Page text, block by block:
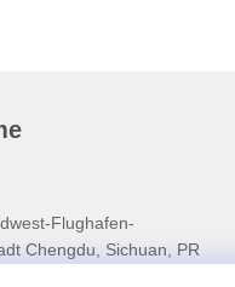
Flughafen-
Chengdu, Sichuan, PR